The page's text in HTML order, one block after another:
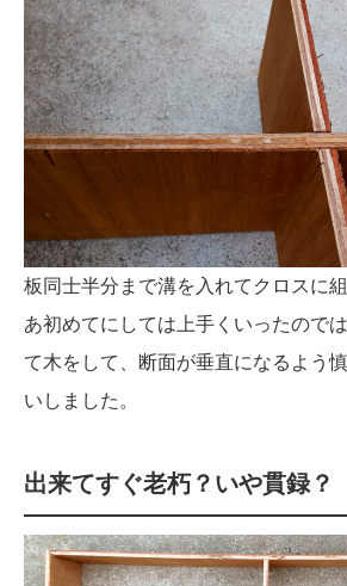
板同士半分まで溝を入れてクロスに
あ初めてにしては上手くいったので
て木をして、断面が垂直になるよう
いしました。
出来てすぐ老朽？いや貫録？